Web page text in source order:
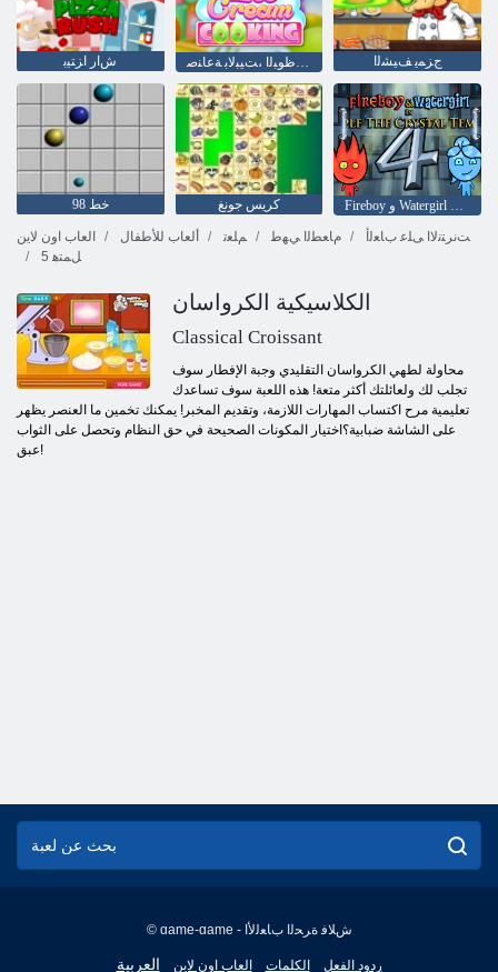
ﺵﺍﺭ ﺍﺰﺘﻴﺑ ﻎﻨﻴﻛﻮﻛ ،ﺔﻇﻮﺒﻟﺍ ،ﺖﻴﺒﻟﺎﺑ ﺔﻋﺎﻨﺻ ﺝﺰﻤﻳ ﻒﻴﺸﻟﺍ
خط 98 كريس جونغ
Fireboy ﻭ Watergirl 4: Crystal Temple
العاب اون لاين
ألعاب للأطفال ﻢﻠﻌﺗ ﻡﺎﻌﻄﻟﺍ ﻲﻬﻃ
ﺖﻧﺮﺘﻧﻻ ﺍ ﻰﻠﻋ ﺏﺎﻌﻟﺃ
5 ﻞﻤﺘﻫ
الكلاسيكية الكرواسان
Classical Croissant
محاولة لطهي الكرواسان التقليدي وجبة الإفطار سوف
تجلب لك ولعائلتك أكثر متعة! هذه اللعبة سوف تساعدك
تعليمية مرح اكتساب المهارات اللازمة، وتقديم المخبر! يمكنك تخمين ما العنصر يظهر
على الشاشة ضبابية؟اختيار المكونات الصحيحة في حق النظام وتحصل على الثواب
عبق!
© game-game - ﺵﻼ ﻓ ﺓﺮﺤﻟﺍ ﺏﺎﻌﻟﻷ ﺍ
العربية
English
العاب اون لاين الكلمات ردود الفعل